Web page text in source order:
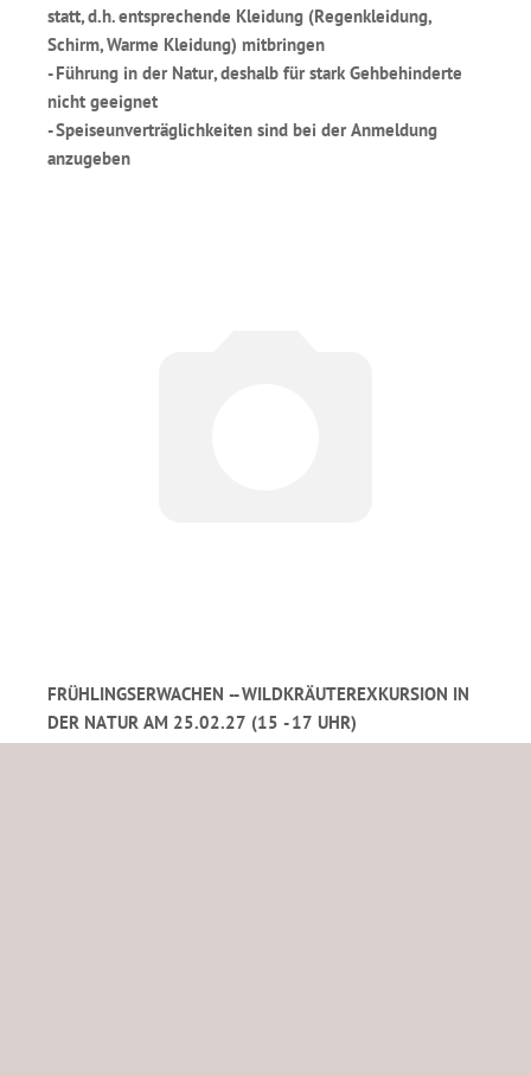
statt, d.h. entsprechende Kleidung (Regenkleidung,
Schirm, Warme Kleidung) mitbringen
- Führung in der Natur, deshalb für stark Gehbehinderte
nicht geeignet
- Speiseunverträglichkeiten sind bei der Anmeldung
anzugeben
FRÜHLINGSERWACHEN -- WILDKRÄUTEREXKURSION IN
DER NATUR AM 25.02.27 (15 - 17 UHR)